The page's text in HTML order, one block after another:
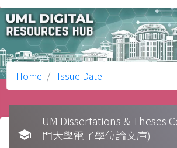
Home Issue Date
school
UM Dissertations & Theses
門大學電子學位論文庫)